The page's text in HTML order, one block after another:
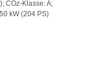
COz-Klasse: A;
kW (204 PS)